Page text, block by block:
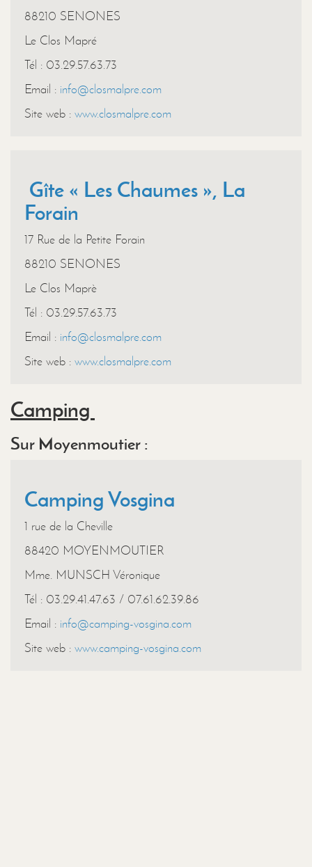
88210 SENONES
Le Clos Mapré
Tél : 03.29.57.63.73
Email : info@closmalpre.com
Site web : www.closmalpre.com
Gîte « Les Chaumes », La
Forain
17 Rue de la Petite Forain
88210 SENONES
Le Clos Maprè
Tél : 03.29.57.63.73
Email : info@closmalpre.com
Site web : www.closmalpre.com
Camping
Sur Moyenmoutier :
Camping Vosgina
1 rue de la Cheville
88420 MOYENMOUTIER
Mme. MUNSCH Véronique
Tél : 03.29.41.47.63 / 07.61.62.39.86
Email : info@camping-vosgina.com
Site web : www.camping-vosgina.com